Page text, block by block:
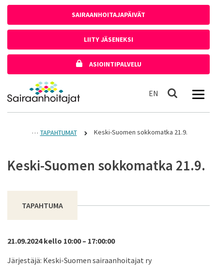
SAIRAANHOITAJAPÄIVÄT
LIITY JÄSENEKSI
ASIOINTIPALVELU
Etusivulle
EN In English
Haku
TAPAHTUMAT Keski-Suomen sokkomatka 21.9.
Keski-Suomen sokkomatka 21.9.
TAPAHTUMA
21.09.2024 kello 10:00 – 17:00:00
Järjestäjä: Keski-Suomen sairaanhoitajat ry